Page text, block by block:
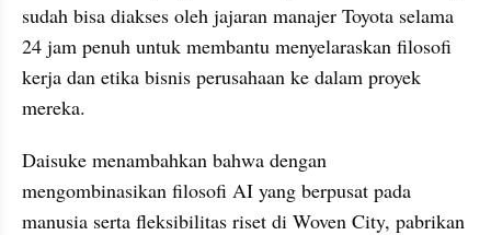
sudah bisa diakses oleh jajaran manajer Toyota selama
24 jam penuh untuk membantu menyelaraskan filosofi
kerja dan etika bisnis perusahaan ke dalam proyek
mereka.
Daisuke menambahkan bahwa dengan
mengombinasikan filosofi AI yang berpusat pada
manusia serta fleksibilitas riset di Woven City, pabrikan